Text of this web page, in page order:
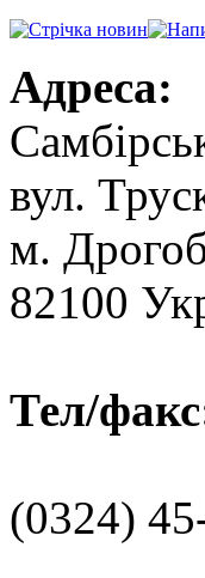
Адреса:
вул.
м.
82100
Тел/